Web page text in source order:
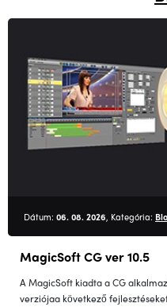
Dátum: 06. 08. 2026, Kategória:
MagicSoft CG ver 10.5
A MagicSoft kiadta a CG
verziójaa következő